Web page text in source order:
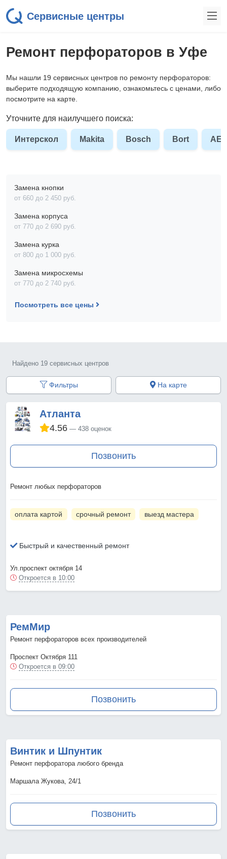
Сервисные центры
Ремонт перфораторов в Уфе
Мы нашли 19 сервисных центров по ремонту перфораторов:
выберите подходящую компанию, ознакомьтесь с ценами, либо
посмотрите на карте.
Уточните для наилучшего поиска:
Интерскол Makita Bosch Bort
Замена кнопки
от 660 до 2 450 pyб.
Замена корпуса
от 770 до 2 690 pyб.
Замена курка
от 800 до 1 000 pyб.
Замена микросхемы
от 770 до 2 740 pyб.
Посмотреть все цены
Найдено 19 сервисных центров
Фильтры На карте
Атланта
4.56 438 оценок
Позвонить
Ремонт любых перфораторов
оплата картой срочный ремонт выезд мастера
Быстрый и качественный ремонт
Ул.проспект октября 14
Откроется в 10:00
РемМир
Ремонт перфораторов всех производителей
Проспект Октября 111
Откроется в 09:00
Позвонить
Винтик и Шпунтик
Ремонт перфоратора любого бренда
Маршала Жукова, 24/1
Позвонить